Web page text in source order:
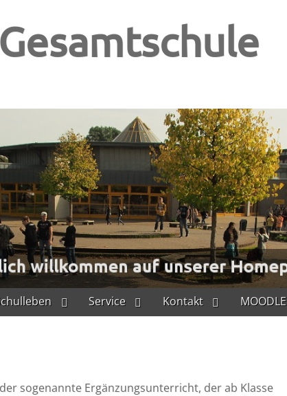
Service Kontakt MOODLE
soge­nann­te Ergän­zungs­un­ter­richt, der ab Klas­se